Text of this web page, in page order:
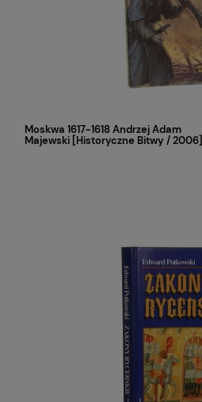
Moskwa 1617-1618 Andrzej Adam
Majewski [Historyczne Bitwy / 2006]